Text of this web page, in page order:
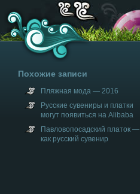
Похожие записи
Пляжная мода — 2016
Русские сувениры и платки
могут появиться на Alibaba
Павловопосадский платок —
как русский сувенир